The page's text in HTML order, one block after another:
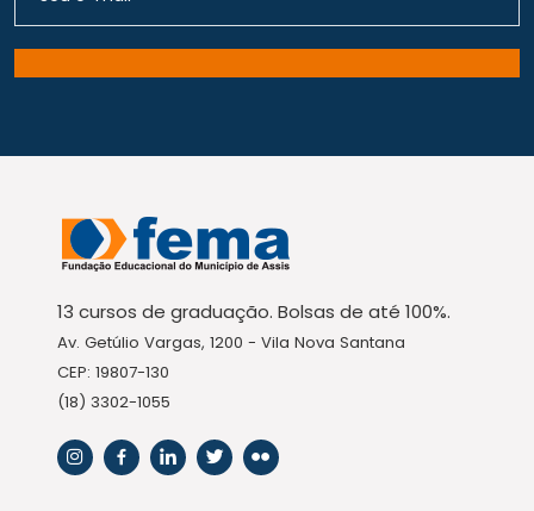
13 cursos de graduação. Bolsas de até 100%.
Av. Getúlio Vargas, 1200 - Vila Nova Santana
CEP: 19807-130
(18) 3302-1055